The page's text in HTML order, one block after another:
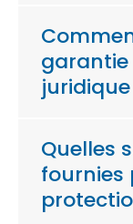
juridique
Quelles
fournies